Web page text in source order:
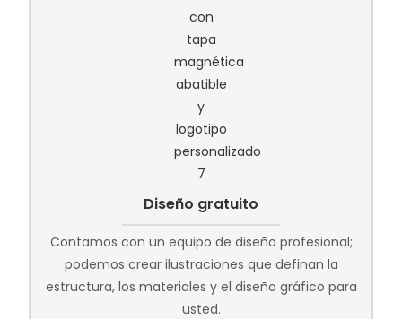
Diseño gratuito
Contamos con un equipo de diseño profesional;
podemos crear ilustraciones que definan la
estructura, los materiales y el diseño gráfico para
usted.